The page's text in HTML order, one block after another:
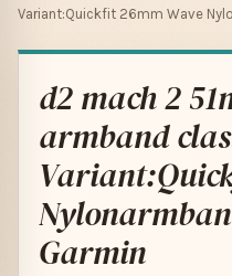
Variant:Quickfit 26mm Wave
d2 mach 2
armband
Garmin